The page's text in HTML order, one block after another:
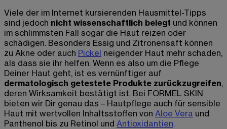
Viele der im Internet kursierenden Hausmittel-Tipps
sind jedoch nicht wissenschaftlich belegt und können
im schlimmsten Fall sogar die Haut reizen oder
schädigen. Besonders Essig und Zitronensaft können
zu Akne oder auch Pickel neigender Haut mehr schaden,
als dass sie ihr helfen. Wenn es also um die Pflege
Deiner Haut geht, ist es vernünftiger auf
dermatologisch getestete Produkte zurückzugreifen,
deren Wirksamkeit bestätigt ist. Bei FORMEL SKIN
bieten wir Dir genau das – Hautpflege auch für sensible
Haut mit wertvollen Inhaltsstoffen von Aloe Vera und
Panthenol bis zu Retinol und Antioxidantien.